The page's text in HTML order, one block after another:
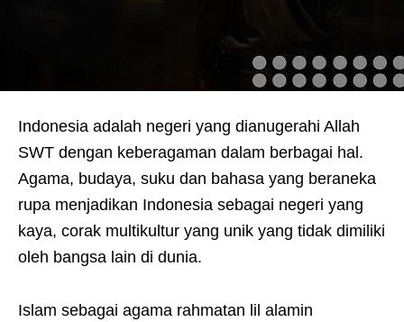
Indonesia adalah negeri yang dianugerahi Allah
SWT dengan keberagaman dalam berbagai hal.
Agama, budaya, suku dan bahasa yang beraneka
rupa menjadikan Indonesia sebagai negeri yang
kaya, corak multikultur yang unik yang tidak dimiliki
oleh bangsa lain di dunia.
Islam sebagai agama rahmatan lil alamin